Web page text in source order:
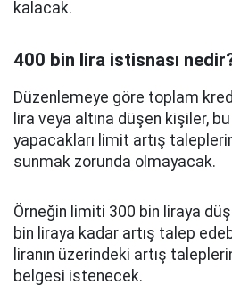
kalacak.
400 bin lira istisnası
Düzenlemeye göre toplam
lira veya altına düşen kişiler,
yapacakları limit artış
sunmak zorunda olmayacak.
Örneğin limiti 300 bin liraya
bin liraya kadar artış talep
liranın üzerindeki artış
belgesi istenecek.